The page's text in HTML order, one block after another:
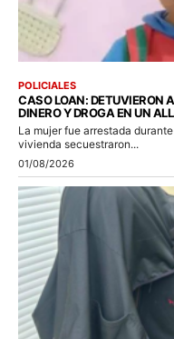
POLICIALES
CASO LOAN: DETUVIERON
DINERO Y DROGA EN UN
La mujer fue arrestada
vivienda secuestraron...
01/08/2026